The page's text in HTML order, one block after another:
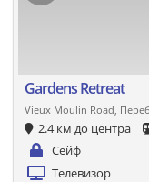
Gardens Retreat
Vieux Moulin Road,
2.4 км до центра
Сейф
Телевизор